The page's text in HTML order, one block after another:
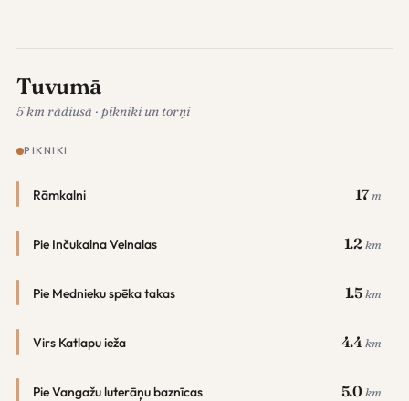
Tuvumā
5 km rādiusā · pikniki un torņi
PIKNIKI
Rāmkalni 17 m
Pie Inčukalna Velnalas 1.2 km
Pie Mednieku spēka takas 1.5 km
Virs Katlapu ieža 4.4 km
Pie Vangažu luterāņu baznīcas 5.0 km